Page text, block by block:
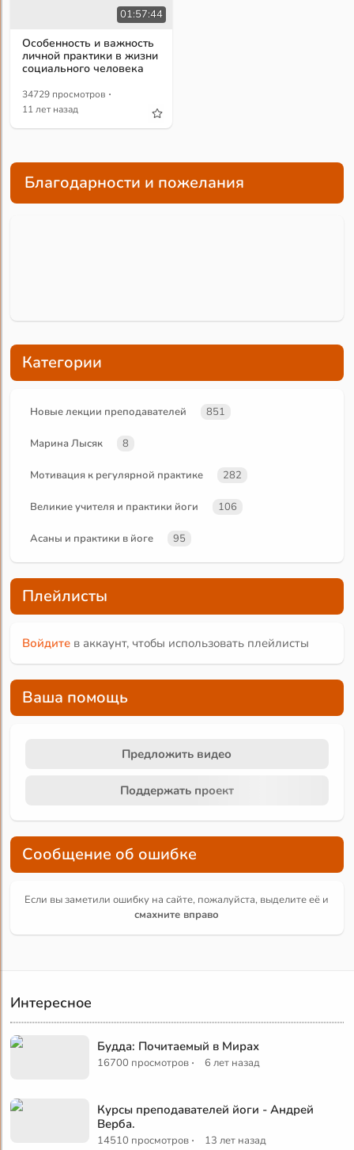
01:57:44
Особенность и важность
личной практики в жизни
социального человека
34729 просмотров ·
11 лет назад
Благодарности и пожелания
Категории
Новые лекции преподавателей 851
Марина Лысяк 8
Мотивация к регулярной практике 282
Великие учителя и практики йоги 106
Асаны и практики в йоге 95
Плейлисты
Войдите в аккаунт, чтобы использовать плейлисты
Ваша помощь
Предложить видео
Поддержать проект
Сообщение об ошибке
Если вы заметили ошибку на сайте, пожалуйста, выделите её и
смахните вправо
Интересное
Будда: Почитаемый в Мирах
16700 просмотров · 6 лет назад
Курсы преподавателей йоги - Андрей
Верба.
14510 просмотров · 13 лет назад